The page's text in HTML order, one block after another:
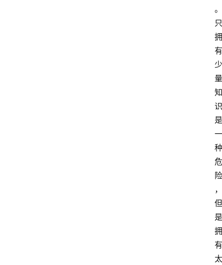
。
只
拥
有
少
量
知
识
是
一
种
危
险
，
但
是
拥
有
太